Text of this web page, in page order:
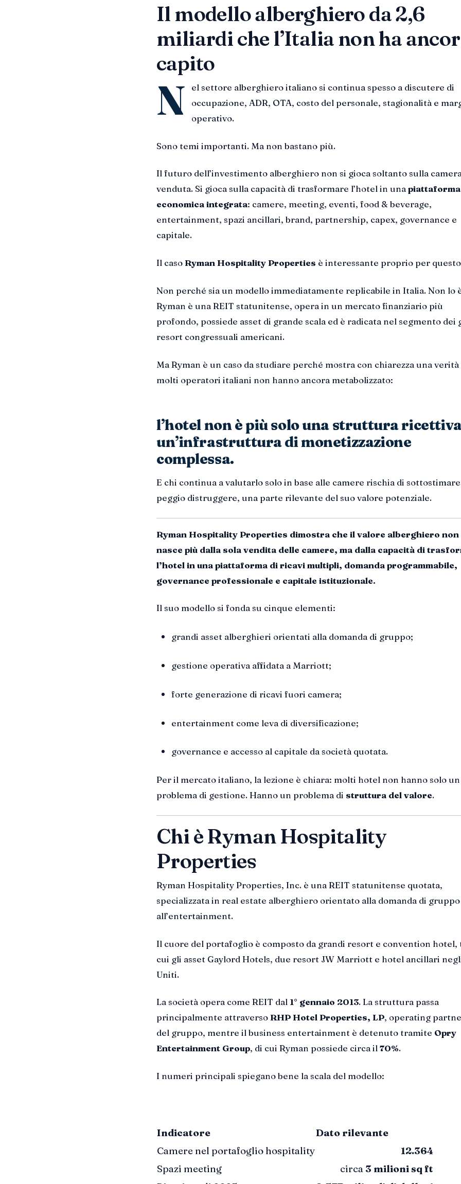
Il modello alberghiero da 2,6
miliardi che l’Italia non ha
capito
N
el settore alberghiero italiano si continua spesso a discutere di
occupazione, ADR, OTA, costo del personale, stagionalità e
operativo.
Sono temi importanti. Ma non bastano più.
Il futuro dell’investimento alberghiero non si gioca soltanto sulla
venduta. Si gioca sulla capacità di trasformare l’hotel in unapiattaforma
economica integrata: camere, meeting, eventi, food & beverage,
entertainment, spazi ancillari, brand, partnership, capex, governance e
capitale.
Il casoRyman Hospitality Properties è interessante proprio per
Non perché sia un modello immediatamente replicabile in Italia. Non lo
Ryman è una REIT statunitense, opera in un mercato finanziario più
profondo, possiede asset di grande scala ed è radicata nel segmento dei
resort congressuali americani.
Ma Ryman è un caso da studiare perché mostra con chiarezza una verità
molti operatori italiani non hanno ancora metabolizzato:
l’hotel non è più solo una struttura
un’infrastruttura di monetizzazione
complessa.
E chi continua a valutarlo solo in base alle camere rischia di
peggio distruggere, una parte rilevante del suo valore potenziale.
Ryman Hospitality Properties dimostra che il valore alberghiero non
nasce più dalla sola vendita delle camere, ma dalla capacità di
l’hotel in una piattaforma di ricavi multipli, domanda programmabile,
governance professionale e capitale istituzionale.
Il suo modello si fonda su cinque elementi:
grandi asset alberghieri orientati alla domanda di gruppo;
gestione operativa affidata a Marriott;
forte generazione di ricavi fuori camera;
entertainment come leva di diversificazione;
governance e accesso al capitale da società quotata.
Per il mercato italiano, la lezione è chiara: molti hotel non hanno solo un
problema di gestione. Hanno un problema di struttura del valore.
Chi è Ryman Hospitality
Properties
Ryman Hospitality Properties, Inc. è una REIT statunitense quotata,
specializzata in real estate alberghiero orientato alla domanda di gruppo
all’entertainment.
Il cuore del portafoglio è composto da grandi resort e convention hotel,
cui gli asset Gaylord Hotels, due resort JW Marriott e hotel ancillari
Uniti.
La società opera come REIT dal 1° gennaio 2013. La struttura passa
principalmente attraversoRHP Hotel Properties, LP, operating
del gruppo, mentre il business entertainment è detenuto tramite Opry
Entertainment Group, di cui Ryman possiede circa il70%.
I numeri principali spiegano bene la scala del modello:
Indicatore
Dato rilevante
Camere nel portafoglio hospitality
12.364
Spazi meeting
circa 3 milioni sq ft